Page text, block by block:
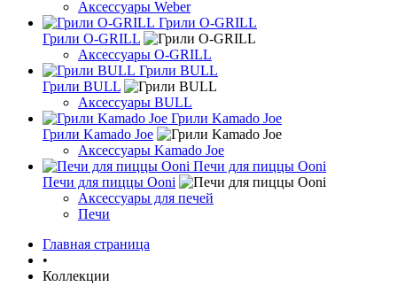
Аксессуары Weber
Грили O-GRILL
Грили O-GRILL
Аксессуары O-GRILL
Грили BULL
Грили BULL
Аксессуары BULL
Грили Kamado Joe
Грили Kamado Joe
Аксессуары Kamado Joe
Печи для пиццы Ooni
Печи для пиццы Ooni
Аксессуары для печей
Печи
Главная страница
•
Коллекции